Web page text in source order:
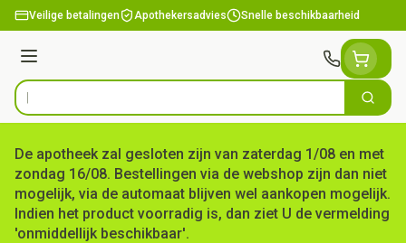
Ga naar de inhoud
Veilige betalingen Apothekersadvies Snelle beschikbaarheid
Menu
Product, merk, categorie... Zoek
De apotheek zal gesloten zijn van zaterdag 1/08 en met
zondag 16/08. Bestellingen via de webshop zijn dan niet
mogelijk, via de automaat blijven wel aankopen mogelijk.
Indien het product voorradig is, dan ziet U de vermelding
'onmiddellijk beschikbaar'.